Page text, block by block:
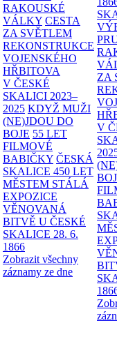
RAKOUSKÉ
VÁLKY CESTA
ZA SVĚTLEM
REKONSTRUKCE
VOJENSKÉHO
HŘBITOVA
V ČESKÉ
SKALICI 2023–
2025 KDYŽ MUŽI
(NE)JDOU DO
BOJE 55 LET
FILMOVÉ
BABIČKY ČESKÁ
SKALICE 450 LET
MĚSTEM STÁLÁ
EXPOZICE
VĚNOVANÁ
BITVĚ U ČESKÉ
SKALICE 28. 6.
1866
Zobrazit všechny
záznamy ze dne
ZA
V